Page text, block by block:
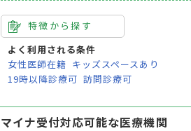
特徴から探す
よく利用される条件
女性医師在籍 キッズスペースあり
19時以降診療可 訪問診療可
マイナ受付対応可能な医療機関